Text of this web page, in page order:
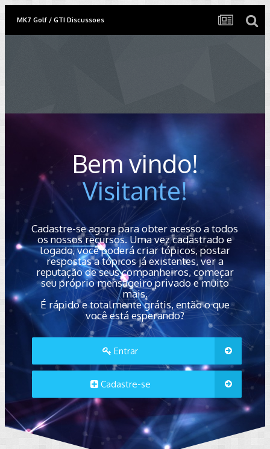
MK7 Golf / GTI Discussoes
Bem vindo!
Visitante!
Cadastre-se agora para obter acesso a todos
os nossos recursos. Uma vez cadastrado e
logado, você poderá criar tópicos, postar
respostas a tópicos já existentes, ver a
reputação de seus companheiros, começar
seu próprio mensageiro privado e muito
mais.
É rápido e totalmente grátis, então o que
você está esperando?
Entrar
Cadastre-se